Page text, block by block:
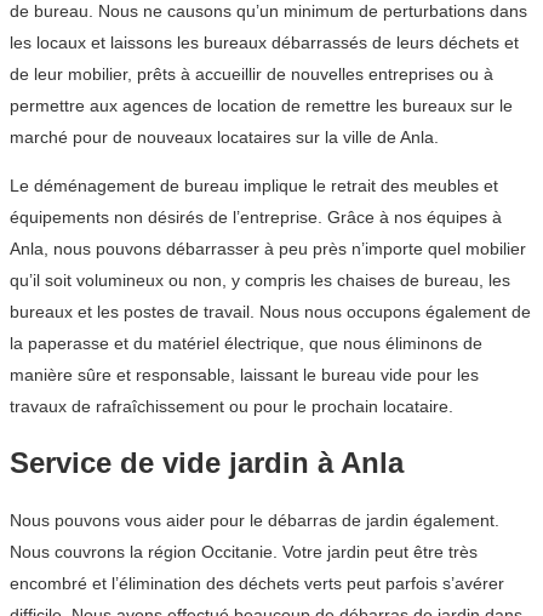
de bureau. Nous ne causons qu’un minimum de perturbations dans
les locaux et laissons les bureaux débarrassés de leurs déchets et
de leur mobilier, prêts à accueillir de nouvelles entreprises ou à
permettre aux agences de location de remettre les bureaux sur le
marché pour de nouveaux locataires sur la ville de Anla.
Le déménagement de bureau implique le retrait des meubles et
équipements non désirés de l’entreprise. Grâce à nos équipes à
Anla, nous pouvons débarrasser à peu près n’importe quel mobilier
qu’il soit volumineux ou non, y compris les chaises de bureau, les
bureaux et les postes de travail. Nous nous occupons également de
la paperasse et du matériel électrique, que nous éliminons de
manière sûre et responsable, laissant le bureau vide pour les
travaux de rafraîchissement ou pour le prochain locataire.
Service de vide jardin à Anla
Nous pouvons vous aider pour le débarras de jardin également.
Nous couvrons la région Occitanie. Votre jardin peut être très
encombré et l’élimination des déchets verts peut parfois s’avérer